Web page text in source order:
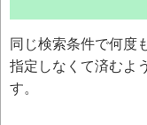
同じ検索条件で何度
指定しなくて済むよ
す。